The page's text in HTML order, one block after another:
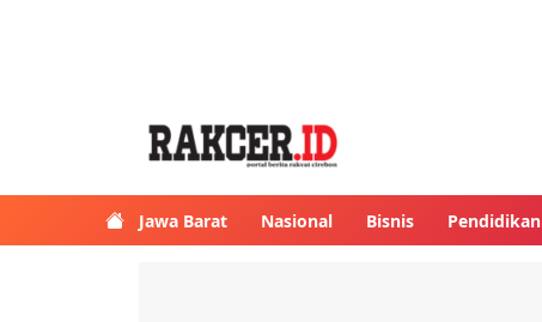
Jawa Barat Nasional Bisnis Pendidikan